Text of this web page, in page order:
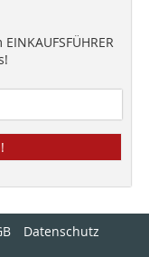
Datenschutz